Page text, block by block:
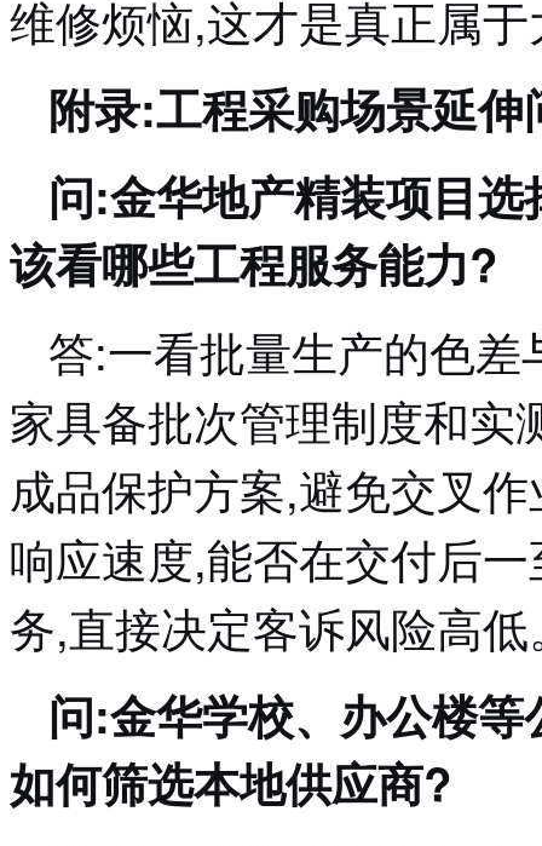
维修烦恼,这才是真正属
附录:工程采购场景延伸
问:金华地产精装项目
该看哪些工程服务能力?
答:一看批量生产的色
家具备批次管理制度和实
成品保护方案,避免交叉
响应速度,能否在交付后
务,直接决定客诉风险高低
问:金华学校、办公楼
如何筛选本地供应商?